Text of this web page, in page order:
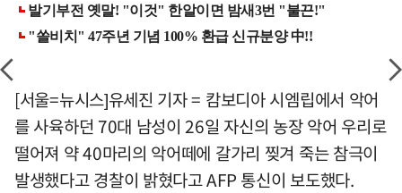
[서울=뉴시스]유세진 기자 = 캄보디아 시엠립에서 악어
를 사육하던 70대 남성이 26일 자신의 농장 악어 우리로
떨어져 약 40마리의 악어떼에 갈가리 찢겨 죽는 참극이
발생했다고 경찰이 밝혔다고 AFP 통신이 보도했다.